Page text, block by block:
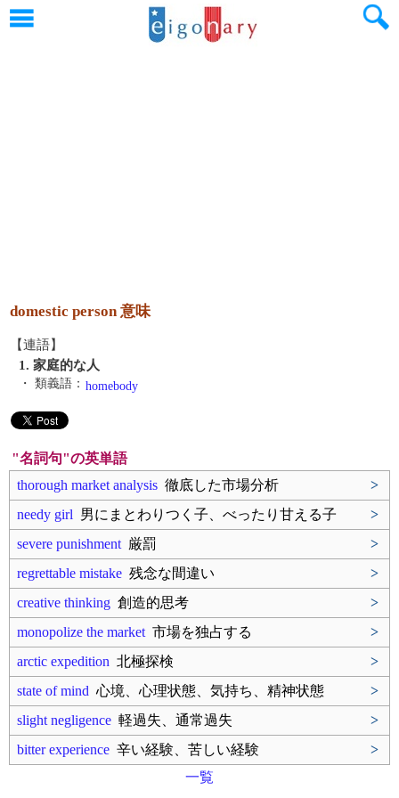
domestic person 意味
【連語】
1. 家庭的な人
・ 類義語： homebody
"名詞句"の英単語
thorough market analysis 徹底した市場分析
>
needy girl 男にまとわりつく子、べったり甘える子
>
severe punishment 厳罰
>
regrettable mistake 残念な間違い
>
creative thinking 創造的思考
>
monopolize the market 市場を独占する
>
arctic expedition 北極探検
>
state of mind 心境、心理状態、気持ち、精神状態
>
slight negligence 軽過失、通常過失
>
bitter experience 辛い経験、苦しい経験
>
一覧